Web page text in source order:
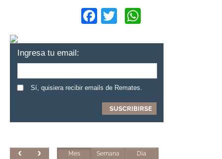
Facebook
Twitter
Ingresa tu email:
Sí, quisiera recibir emails de Remates.
Mes Semana Día